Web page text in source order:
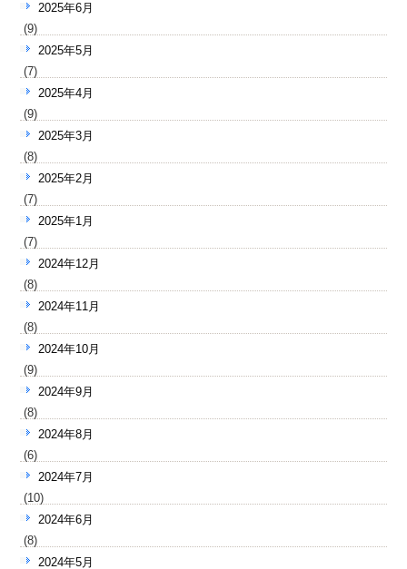
2025年6月
(9)
2025年5月
(7)
2025年4月
(9)
2025年3月
(8)
2025年2月
(7)
2025年1月
(7)
2024年12月
(8)
2024年11月
(8)
2024年10月
(9)
2024年9月
(8)
2024年8月
(6)
2024年7月
(10)
2024年6月
(8)
2024年5月